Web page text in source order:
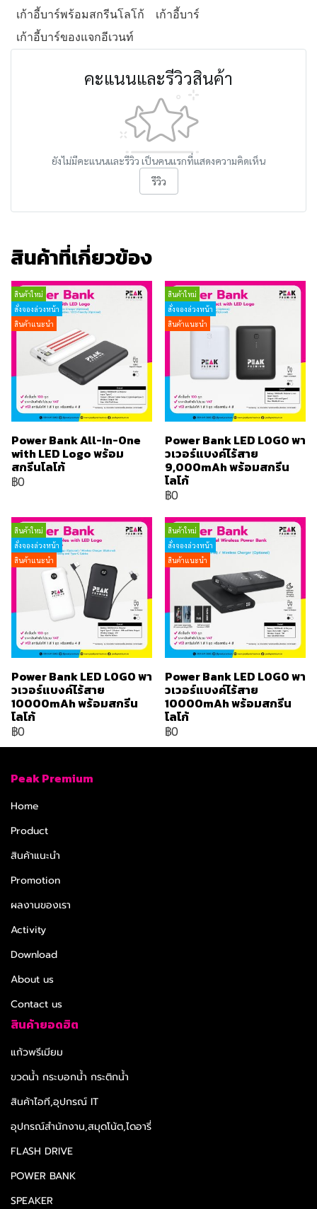
เก้าอี้บาร์พร้อมสกรีนโลโก้
เก้าอี้บาร์
เก้าอี้บาร์ของแจกอีเวนท์
คะแนนและรีวิวสินค้า
ยังไม่มีคะแนนและรีวิว เป็นคนแรกที่แสดงความคิดเห็น
รีวิว
สินค้าที่เกี่ยวข้อง
สินค้าใหม่
สั่งจองล่วงหน้า
สินค้าแนะนำ
Power Bank All-In-One
with LED Logo พร้อม
สกรีนโลโก้
฿0
สินค้าใหม่
สั่งจองล่วงหน้า
สินค้าแนะนำ
Power Bank LED LOGO พา
วเวอร์แบงค์ไร้สาย
9,000mAh พร้อมสกรีน
โลโก้
฿0
สินค้าใหม่
สั่งจองล่วงหน้า
สินค้าแนะนำ
Power Bank LED LOGO พา
วเวอร์แบงค์ไร้สาย
10000mAh พร้อมสกรีน
โลโก้
฿0
สินค้าใหม่
สั่งจองล่วงหน้า
สินค้าแนะนำ
Power Bank LED LOGO พา
วเวอร์แบงค์ไร้สาย
10000mAh พร้อมสกรีน
โลโก้
฿0
Peak Premium
Home
Product
สินค้าแนะนำ
Promotion
ผลงานของเรา
Activity
Download
About us
Contact us
สินค้ายอดฮิต
แก้วพรีเมียม
ขวดน้ำ กระบอกน้ำ กระติกน้ำ
สินค้าไอที,อุปกรณ์ IT
อุปกรณ์สำนักงาน,สมุดโน้ต,ไดอารี่
FLASH DRIVE
POWER BANK
SPEAKER